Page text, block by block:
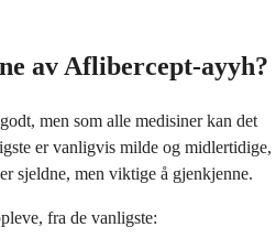
av Aflibercept-ayyh?
men som alle medisiner kan det
er vanligvis milde og midlertidige,
sjeldne, men viktige å gjenkjenne.
fra de vanligste: